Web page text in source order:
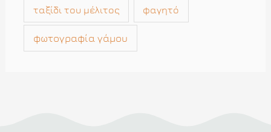
ταξίδι του μέλιτος φαγητό
φωτογραφία γάμου